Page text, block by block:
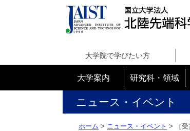
大学院で学びたい方
大学案内 研究科・領域
ニュース・イベント
ホーム > ニュース・イベント > ［受